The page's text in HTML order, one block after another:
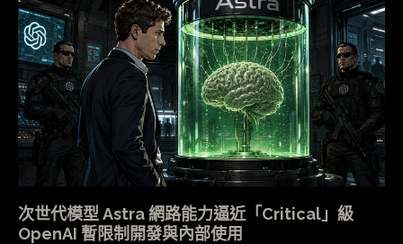
次世代模型 Astra 網路能力逼近「Critical」級
OpenAI 暫限制開發與內部使用